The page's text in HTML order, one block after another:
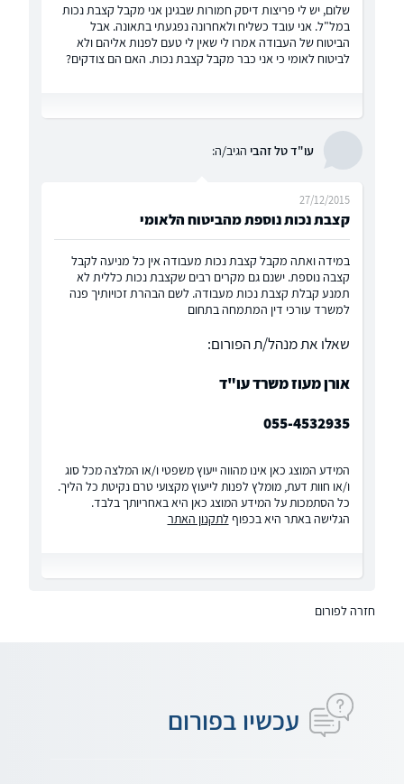
שלום, יש לי פריצות דיסק חמורות שבגינן אני מקבל קצבת נכות
במל"ל. אני עובד כשליח ולאחרונה נפגעתי בתאונה. אבל
הביטוח של העבודה אמרו לי שאין לי טעם לפנות אליהם ולא
לביטוח לאומי כי אני כבר מקבל קצבת נכות. האם הם צודקים?
עו"ד טל זהבי הגיב/ה:
קצבת נכות נוספת מהביטוח הלאומי
27/12/2015
במידה ואתה מקבל קצבת נכות מעבודה אין כל מניעה לקבל
קצבה נוספת. ישנם גם מקרים רבים שקצבת נכות כללית לא
תמנע קבלת קצבת נכות מעבודה. לשם הבהרת זכויותיך פנה
למשרד עורכי דין המתמחה בתחום
שאלו את מנהל/ת הפורום:
אורן מעוז משרד עו"ד
055-4532935
המידע המוצג כאן אינו מהווה ייעוץ משפטי ו/או המלצה מכל סוג
ו/או חוות דעת, מומלץ לפנות לייעוץ מקצועי טרם נקיטת כל הליך.
כל הסתמכות על המידע המוצג כאן היא באחריותך בלבד.
הגלישה באתר היא בכפוף לתקנון האתר
חזרה לפורום
עכשיו בפורום